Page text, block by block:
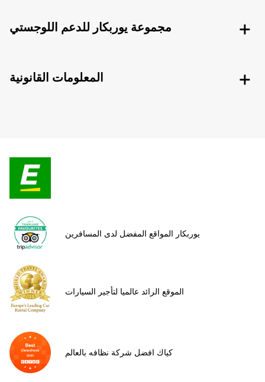
مجموعة يوربكار للدعم اللوجستي
المعلومات القانونية
يوربكار المواقع المفضل لدى المسافرين
الموقع الرائد عالميا لتأجير السيارات
كياك افضل شركة نظافه بالعالم